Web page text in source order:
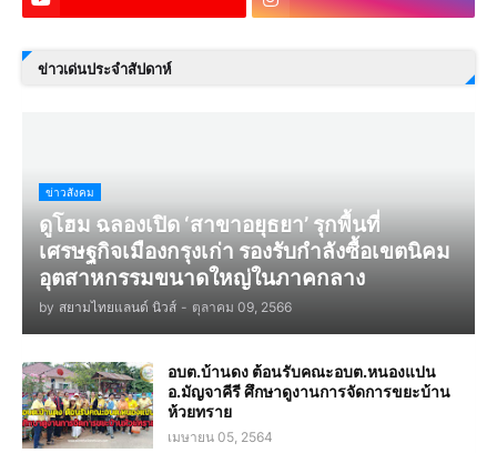
ข่าวเด่นประจำสัปดาห์
ข่าวสังคม
ดูโฮม ฉลองเปิด ‘สาขาอยุธยา’ รุกพื้นที่
เศรษฐกิจเมืองกรุงเก่า รองรับกำลังซื้อเขตนิคม
อุตสาหกรรมขนาดใหญ่ในภาคกลาง
by สยามไทยแลนด์ นิวส์ - ตุลาคม 09, 2566
อบต.บ้านดง ต้อนรับคณะอบต.หนองแปน
อ.มัญจาคีรี ศึกษาดูงานการจัดการขยะบ้าน
ห้วยทราย
เมษายน 05, 2564